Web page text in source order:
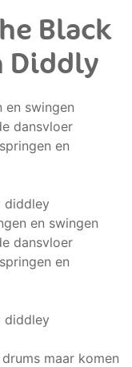
Black
Diddly
en swingen
dansvloer
en
diddley
en swingen
dansvloer
en
diddley
maar komen